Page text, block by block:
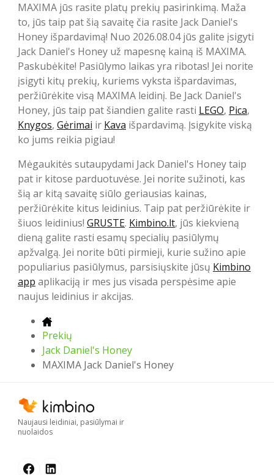
MAXIMA jūs rasite platų prekių pasirinkimą. Maža
to, jūs taip pat šią savaitę čia rasite Jack Daniel's
Honey išpardavimą! Nuo 2026.08.04 jūs galite įsigyti
Jack Daniel's Honey už mapesnę kainą iš MAXIMA.
Paskubėkite! Pasiūlymo laikas yra ribotas! Jei norite
įsigyti kitų prekių, kuriems vyksta išpardavimas,
peržiūrėkite visą MAXIMA leidinį. Be Jack Daniel's
Honey, jūs taip pat šiandien galite rasti LEGO, Pica,
Knygos, Gėrimai ir Kava išpardavimą. Įsigykite viską
ko jums reikia pigiau!
Mėgaukitės sutaupydami Jack Daniel's Honey taip
pat ir kitose parduotuvėse. Jei norite sužinoti, kas
šią ar kitą savaitę siūlo geriausias kainas,
peržiūrėkite kitus leidinius. Taip pat peržiūrėkite ir
šiuos leidinius! GRUSTE. Kimbino.lt, jūs kiekvieną
dieną galite rasti esamų specialių pasiūlymų
apžvalgą. Jei norite būti pirmieji, kurie sužino apie
populiarius pasiūlymus, parsisiųskite jūsų Kimbino
app aplikaciją ir mes jus visada perspėsime apie
naujus leidinius ir akcijas.
Prekių
Jack Daniel's Honey
MAXIMA Jack Daniel's Honey
Naujausi leidiniai, pasiūlymai ir
nuolaidos